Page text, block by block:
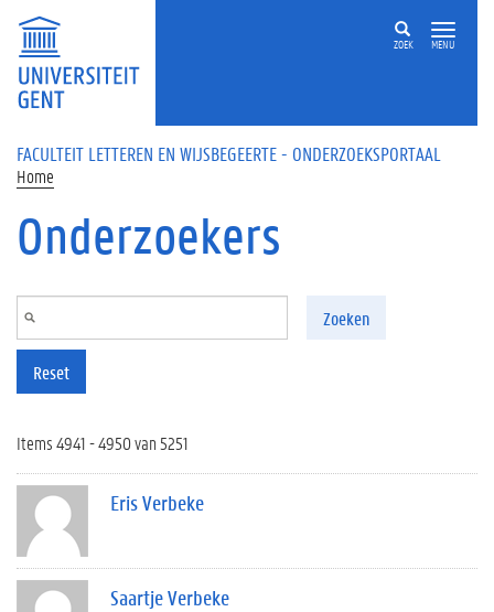
Overslaan en naar de inhoud gaan
ZOEK MENU
FACULTEIT LETTEREN EN WIJSBEGEERTE - ONDERZOEKSPORTAAL
Home
Onderzoekers
Zoeken
Reset
Items 4941 - 4950 van 5251
Eris Verbeke
Saartje Verbeke